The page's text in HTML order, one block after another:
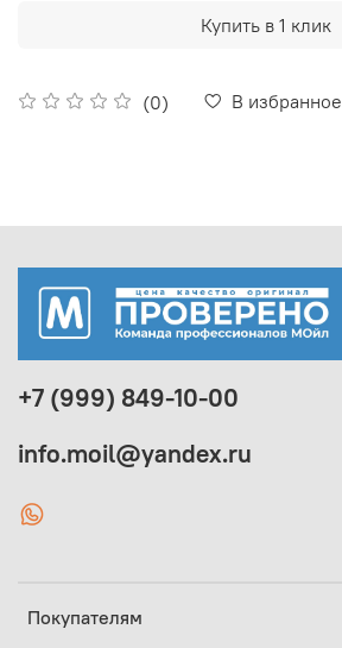
(0) В избранное
Купить в 1 клик
Покупателям
+7 (999) 849-10-00
info.moil@yandex.ru